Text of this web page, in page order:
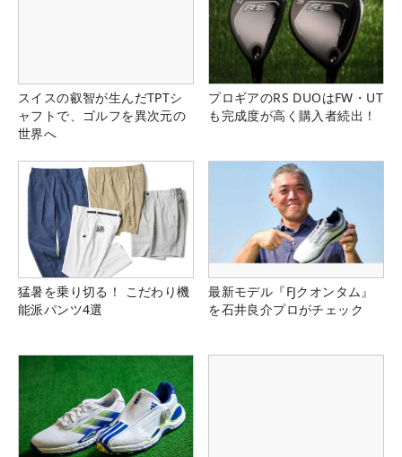
スイスの叡智が生んだTPTシ
ャフトで、ゴルフを異次元の
世界へ
プロギアのRS DUOはFW・UT
も完成度が高く購入者続出！
猛暑を乗り切る！ こだわり機
能派パンツ4選
最新モデル『FJクオンタム』
を石井良介プロがチェック